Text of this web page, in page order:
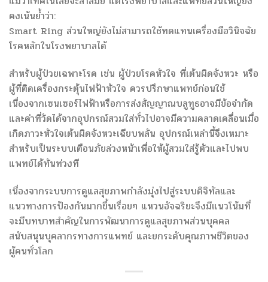
คงเน้นย้ำว่า:
Smart Ring ส่วนใหญ่ยังไม่สามารถใช้ทดแทนเครื่องมือวินิจฉัย
โรคหลักในโรงพยาบาลได้
สำหรับผู้ป่วยเฉพาะโรค เช่น ผู้ป่วยโรคหัวใจ ที่เต้นผิดจังหวะ หรือ
ผู้ที่ติดเครื่องกระตุ้นไฟฟ้าหัวใจ ควรปรึกษาแพทย์ก่อนใช้
เนื่องจากเซนเซอร์ไฟฟ้าหรือการส่งสัญญาณบลูทูธอาจมีข้อจำกัด
และค่าที่วัดได้จากอุปกรณ์สวมใส่ทั่วไปอาจมีความคลาดเคลื่อนเมื่อ
เกิดภาวะหัวใจเต้นผิดจังหวะเฉียบพลัน อุปกรณ์เหล่านี้จึงเหมาะ
สำหรับเป็นระบบเตือนภัยล่วงหน้าเพื่อให้ผู้สวมใส่รู้ตัวและไปพบ
แพทย์ได้ทันท่วงที
เนื่องจากระบบการดูแลสุขภาพกำลังมุ่งไปสู่ระบบดิจิทัลและ
แนวทางการป้องกันมากขึ้นเรื่อยๆ แหวนอัจฉริยะจึงมีแนวโน้มที่
จะมีบทบาทสำคัญในการพัฒนาการดูแลสุขภาพส่วนบุคคล
สนับสนุนบุคลากรทางการแพทย์ และยกระดับคุณภาพชีวิตของ
ผู้คนทั่วโลก